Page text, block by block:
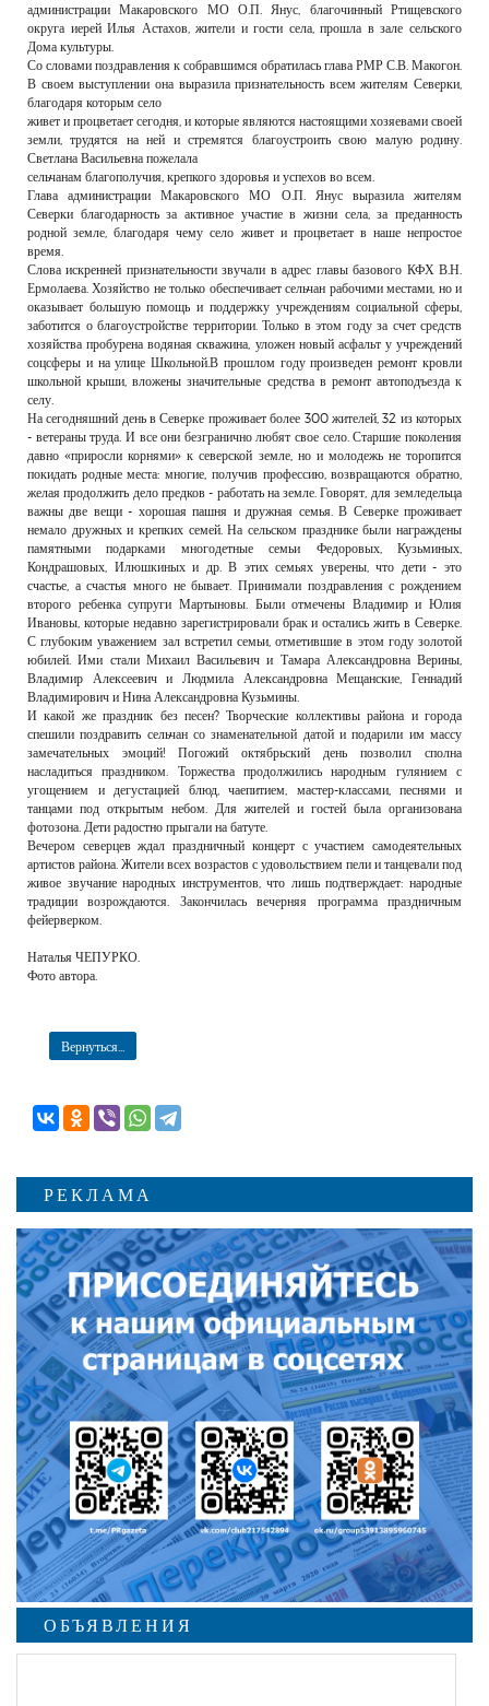
администрации Макаровского МО О.П. Янус, благочинный Ртищевского
округа иерей Илья Астахов, жители и гости села, прошла в зале сельского
Дома культуры.
Со словами поздравления к собравшимся обратилась глава РМР С.В. Макогон.
В своем выступлении она выразила признательность всем жителям Северки,
благодаря которым село
живет и процветает сегодня, и которые являются настоящими хозяевами своей
земли, трудятся на ней и стремятся благоустроить свою малую родину.
Светлана Васильевна пожелала
сельчанам благополучия, крепкого здоровья и успехов во всем.
Глава администрации Макаровского МО О.П. Янус выразила жителям
Северки благодарность за активное участие в жизни села, за преданность
родной земле, благодаря чему село живет и процветает в наше непростое
время.
Слова искренней признательности звучали в адрес главы базового КФХ В.Н.
Ермолаева. Хозяйство не только обеспечивает сельчан рабочими местами, но и
оказывает большую помощь и поддержку учреждениям социальной сферы,
заботится о благоустройстве территории. Только в этом году за счет средств
хозяйства пробурена водяная скважина, уложен новый асфальт у учреждений
соцсферы и на улице Школьной.В прошлом году произведен ремонт кровли
школьной крыши, вложены значительные средства в ремонт автоподъезда к
селу.
На сегодняшний день в Северке проживает более 300 жителей, 32 из которых
- ветераны труда. И все они безгранично любят свое село. Старшие поколения
давно «приросли корнями» к северской земле, но и молодежь не торопится
покидать родные места: многие, получив профессию, возвращаются обратно,
желая продолжить дело предков - работать на земле. Говорят, для земледельца
важны две вещи - хорошая пашня и дружная семья. В Северке проживает
немало дружных и крепких семей. На сельском празднике были награждены
памятными подарками многодетные семьи Федоровых, Кузьминых,
Кондрашовых, Илюшкиных и др. В этих семьях уверены, что дети - это
счастье, а счастья много не бывает. Принимали поздравления с рождением
второго ребенка супруги Мартыновы. Были отмечены Владимир и Юлия
Ивановы, которые недавно зарегистрировали брак и остались жить в Северке.
С глубоким уважением зал встретил семьи, отметившие в этом году золотой
юбилей. Ими стали Михаил Васильевич и Тамара Александровна Верины,
Владимир Алексеевич и Людмила Александровна Мещанские, Геннадий
Владимирович и Нина Александровна Кузьмины.
И какой же праздник без песен? Творческие коллективы района и города
спешили поздравить сельчан со знаменательной датой и подарили им массу
замечательных эмоций! Погожий октябрьский день позволил сполна
насладиться праздником. Торжества продолжились народным гулянием с
угощением и дегустацией блюд, чаепитием, мастер-классами, песнями и
танцами под открытым небом. Для жителей и гостей была организована
фотозона. Дети радостно прыгали на батуте.
Вечером северцев ждал праздничный концерт с участием самодеятельных
артистов района. Жители всех возрастов с удовольствием пели и танцевали под
живое звучание народных инструментов, что лишь подтверждает: народные
традиции возрождаются. Закончилась вечерняя программа праздничным
фейерверком.
Наталья ЧЕПУРКО.
Фото автора.
Вернуться...
РЕКЛАМА
ОБЪЯВЛЕНИЯ